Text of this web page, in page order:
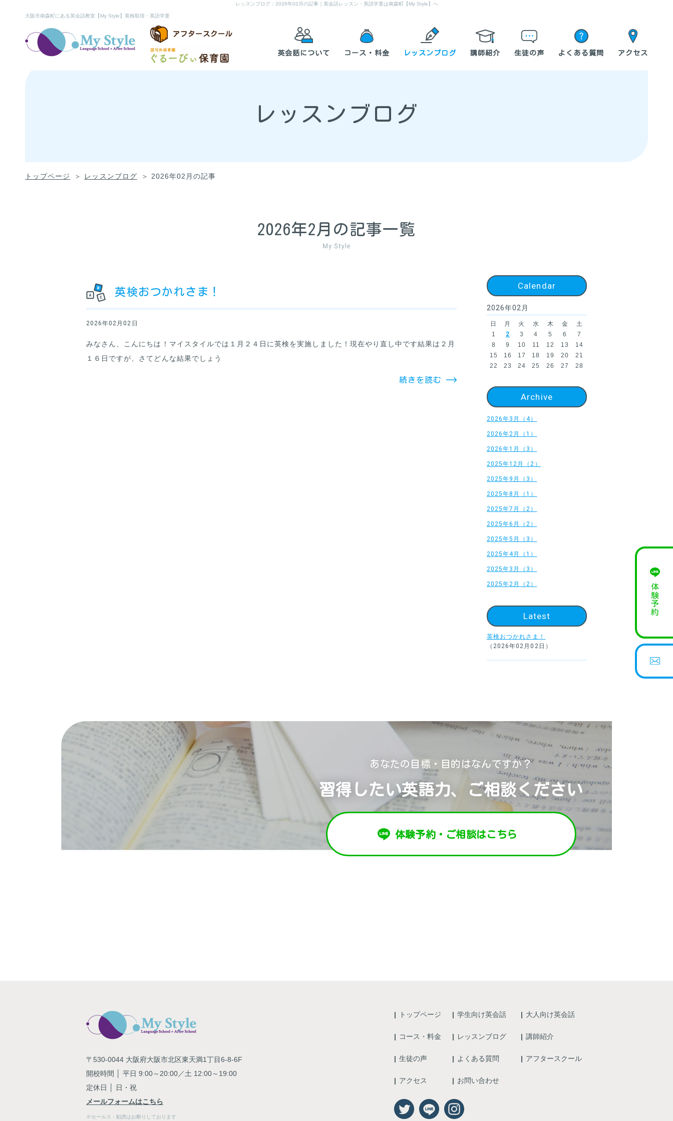
レッスンブログ：2026年02月の記事｜英会話レッスン・英語学童は南森町【My Style】へ
大阪市南森町にある英会話教室【My Style】英検取得・英語学童
アフタースクール
英会話について コース・料金 レッスンブログ 講師紹介 生徒の声 よくある質問 アクセス
レッスンブログ
トップページ レッスンブログ 2026年02月の記事
2026年2月の記事一覧
英検おつかれさま！
2026年02月02日
みなさん、こんにちは！マイスタイルでは１月２４日に英検を実施しました！現在やり直し中です結果は２月
１６日ですが、さてどんな結果でしょう
続きを読む
Calendar
2026年02月
日 月 火 水 木 金
土
1
2 3 4 5 6
7
8
9 10 11 12 13
14
15
16 17 18 19 20
21
22
23 24 25 26 27 28
Archive
2026年3月（4）
2026年2月（1）
2026年1月（3）
2025年12月（2）
2025年9月（3）
2025年8月（1）
2025年7月（2）
2025年6月（2）
2025年5月（3）
2025年4月（1）
2025年3月（3）
2025年2月（2）
Latest
英検おつかれさま！
（2026年02月02日）
あなたの目標・目的はなんですか？
習得したい英語力、ご相談ください
体験予約・ご相談はこちら
〒530-0044 大阪府大阪市北区東天満1丁目6-8-6F
開校時間 │ 平日 9:00～20:00／土 12:00～19:00
定休日 │ 日・祝
メールフォームはこちら
※セールス・勧誘はお断りしております
トップページ 学生向け英会話 大人向け英会話
コース・料金 レッスンブログ 講師紹介
生徒の声 よくある質問 アフタースクール
アクセス お問い合わせ
体験予約